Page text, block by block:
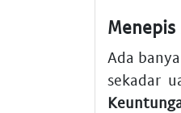
Ada
sekadar